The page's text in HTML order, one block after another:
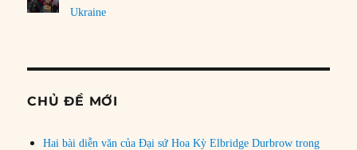
Ukraine
CHỦ ĐỀ MỚI
Hai bài diễn văn của Đại sứ Hoa Kỳ Elbridge Durbrow trong